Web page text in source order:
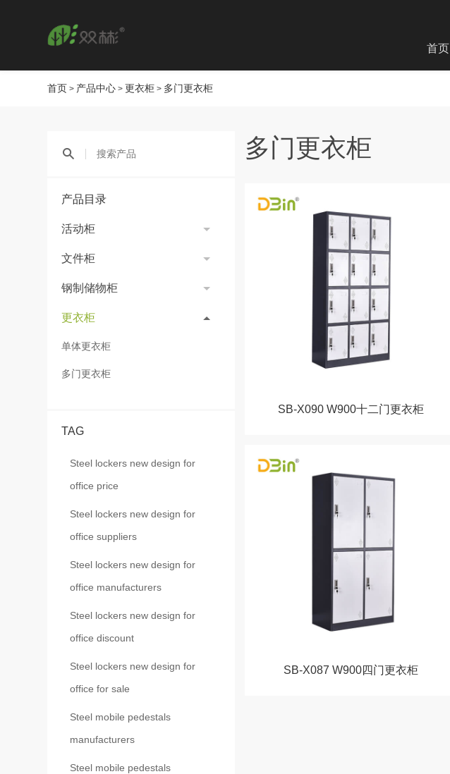
首页
首页 > 产品中心 > 更衣柜 > 多门更衣柜
产品目录
活动柜
文件柜
钢制储物柜
更衣柜
单体更衣柜
多门更衣柜
TAG
Steel lockers new design for
office price
Steel lockers new design for
office suppliers
Steel lockers new design for
office manufacturers
Steel lockers new design for
office discount
Steel lockers new design for
office for sale
Steel mobile pedestals
manufacturers
Steel mobile pedestals
多门更衣柜
SB-X090 W900十二门更衣柜
SB-X087 W900四门更衣柜